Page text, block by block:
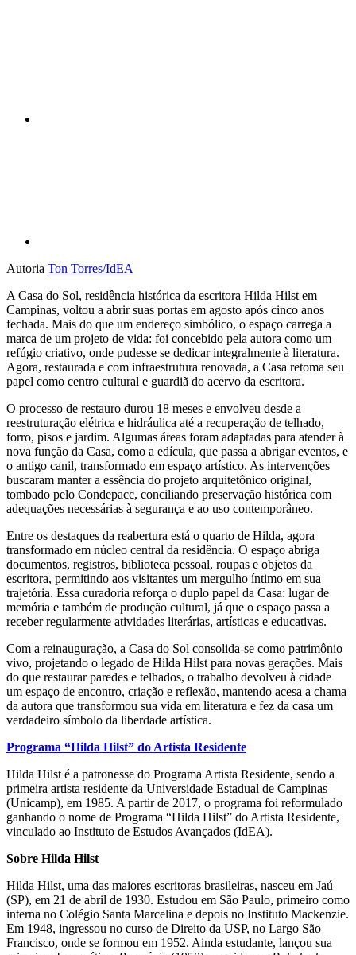
Autoria Ton Torres/IdEA
A Casa do Sol, residência histórica da escritora Hilda Hilst em
Campinas, voltou a abrir suas portas em agosto após cinco anos
fechada. Mais do que um endereço simbólico, o espaço carrega a
marca de um projeto de vida: foi concebido pela autora como um
refúgio criativo, onde pudesse se dedicar integralmente à literatura.
Agora, restaurada e com infraestrutura renovada, a Casa retoma seu
papel como centro cultural e guardiã do acervo da escritora.
O processo de restauro durou 18 meses e envolveu desde a
reestruturação elétrica e hidráulica até a recuperação de telhado,
forro, pisos e jardim. Algumas áreas foram adaptadas para atender à
nova função da Casa, como a edícula, que passa a abrigar eventos, e
o antigo canil, transformado em espaço artístico. As intervenções
buscaram manter a essência do projeto arquitetônico original,
tombado pelo Condepacc, conciliando preservação histórica com
adequações necessárias à segurança e ao uso contemporâneo.
Entre os destaques da reabertura está o quarto de Hilda, agora
transformado em núcleo central da residência. O espaço abriga
documentos, registros, biblioteca pessoal, roupas e objetos da
escritora, permitindo aos visitantes um mergulho íntimo em sua
trajetória. Essa curadoria reforça o duplo papel da Casa: lugar de
memória e também de produção cultural, já que o espaço passa a
receber regularmente atividades literárias, artísticas e educativas.
Com a reinauguração, a Casa do Sol consolida-se como patrimônio
vivo, projetando o legado de Hilda Hilst para novas gerações. Mais
do que restaurar paredes e telhados, o trabalho devolveu à cidade
um espaço de encontro, criação e reflexão, mantendo acesa a chama
da autora que transformou sua vida em literatura e fez da casa um
verdadeiro símbolo da liberdade artística.
Programa “Hilda Hilst” do Artista Residente
Hilda Hilst é a patronesse do Programa Artista Residente, sendo a
primeira artista residente da Universidade Estadual de Campinas
(Unicamp), em 1985. A partir de 2017, o programa foi reformulado
ganhando o nome de Programa “Hilda Hilst” do Artista Residente,
vinculado ao Instituto de Estudos Avançados (IdEA).
Sobre Hilda Hilst
Hilda Hilst, uma das maiores escritoras brasileiras, nasceu em Jaú
(SP), em 21 de abril de 1930. Estudou em São Paulo, primeiro como
interna no Colégio Santa Marcelina e depois no Instituto Mackenzie.
Em 1948, ingressou no curso de Direito da USP, no Largo São
Francisco, onde se formou em 1952. Ainda estudante, lançou sua